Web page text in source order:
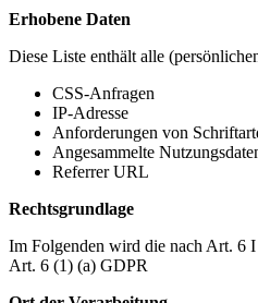
Erhobene Daten
Diese Liste enthält alle
CSS-Anfragen
IP-Adresse
Anforderungen von
Angesammelte
Referrer URL
Rechtsgrundlage
Im Folgenden wird die nach Art. 6
Art. 6 (1) (a) GDPR